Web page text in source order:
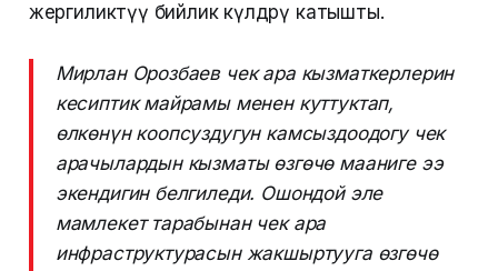
жергиликтүү бийлик өкүлдөрү катышты.
Мирлан Орозбаев чек ара кызматкерлерин
кесиптик майрамы менен куттуктап,
өлкөнүн коопсуздугун камсыздоодогу чек
арачылардын кызматы өзгөчө мааниге ээ
экендигин белгиледи. Ошондой эле
мамлекет тарабынан чек ара
инфраструктурасын жакшыртууга өзгөчө